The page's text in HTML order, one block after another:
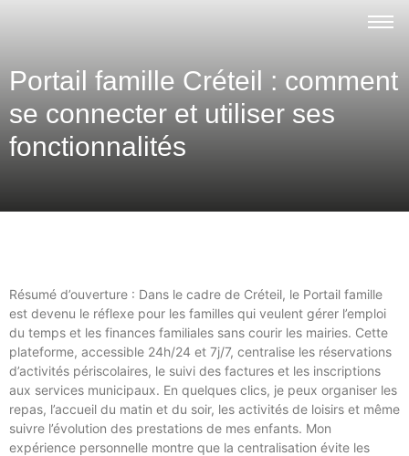
Portail famille Créteil : comment
se connecter et utiliser ses
fonctionnalités
Résumé d’ouverture : Dans le cadre de Créteil, le Portail famille
est devenu le réflexe pour les familles qui veulent gérer l’emploi
du temps et les finances familiales sans courir les mairies. Cette
plateforme, accessible 24h/24 et 7j/7, centralise les réservations
d’activités périscolaires, le suivi des factures et les inscriptions
aux services municipaux. En quelques clics, je peux organiser les
repas, l’accueil du matin et du soir, les activités de loisirs et même
suivre l’évolution des prestations de mes enfants. Mon
expérience personnelle montre que la centralisation évite les